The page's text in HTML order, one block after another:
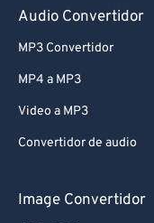
Audio Convertidor
MP3 Convertidor
MP4 a MP3
Video a MP3
Convertidor de audio
Image Convertidor